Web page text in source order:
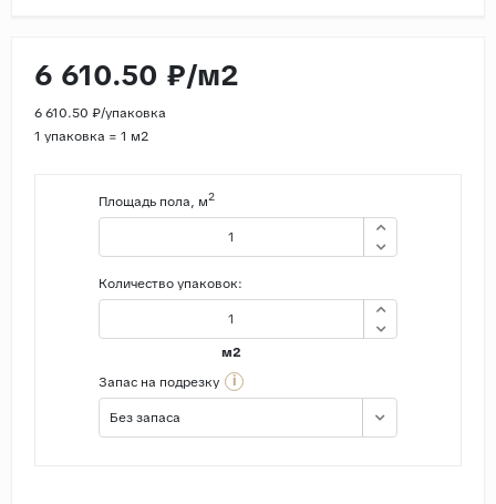
6 610.50 ₽/м2
6 610.50 ₽/упаковка
1 упаковка = 1 м2
Площадь пола, м2
Количество упаковок:
м2
Запас на подрезку
i
Без запаса